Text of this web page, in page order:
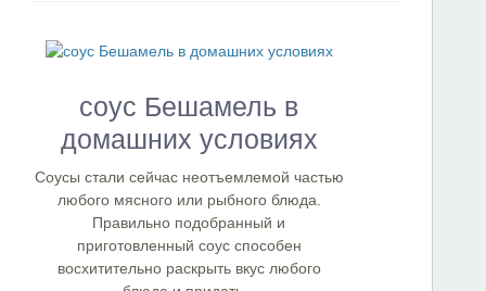
соус Бешамель в
домашних условиях
Соусы стали сейчас неотъемлемой частью
любого мясного или рыбного блюда.
Правильно подобранный и
приготовленный соус способен
восхитительно раскрыть вкус любого